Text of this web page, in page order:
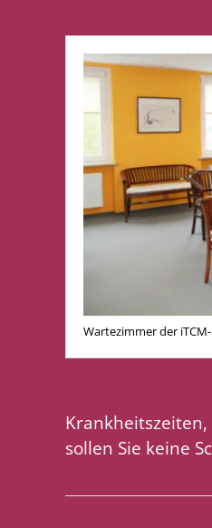
Wartezimmer der
sollen Sie keine